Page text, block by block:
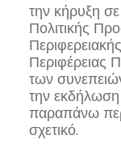
την κήρυξη
Πολιτικής
Περιφέρειας
των
την εκδήλωση
παραπάνω
σχετικό.